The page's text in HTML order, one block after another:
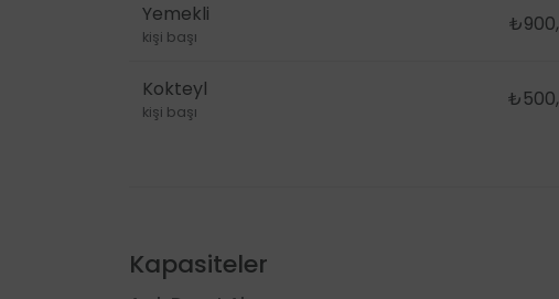
Yemekli
kişi başı
Kokteyl
kişi başı
Kapasiteler